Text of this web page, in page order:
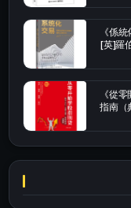
《係
[英]羅
《從
指南（